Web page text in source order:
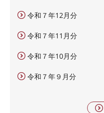
令和７年12月分
令和７年11月分
令和７年10月分
令和７年９月分